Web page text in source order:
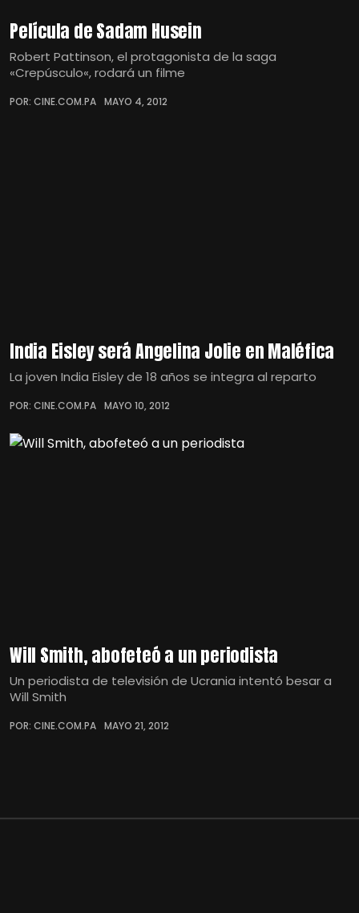
Película de Sadam Husein
Robert Pattinson, el protagonista de la saga
«Crepúsculo«, rodará un filme
POR: CINE.COM.PA MAYO 4, 2012
India Eisley será Angelina Jolie en Maléfica
La joven India Eisley de 18 años se integra al reparto
POR: CINE.COM.PA MAYO 10, 2012
Will Smith, abofeteó a un periodista
Un periodista de televisión de Ucrania intentó besar a
Will Smith
POR: CINE.COM.PA MAYO 21, 2012